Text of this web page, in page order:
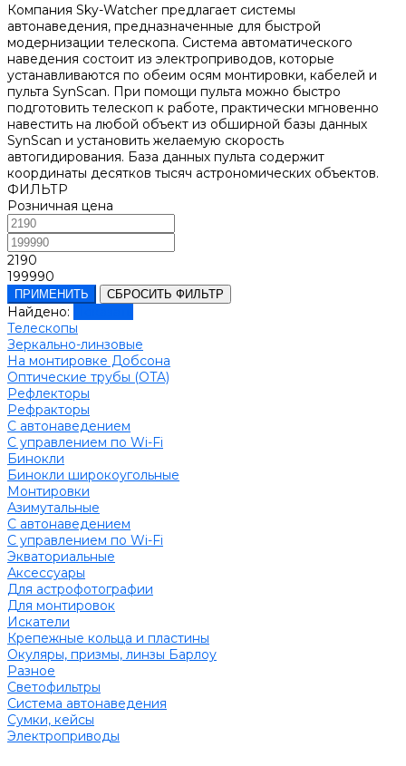
Компания Sky-Watcher предлагает системы
автонаведения, предназначенные для быстрой
модернизации телескопа. Система автоматического
наведения состоит из электроприводов, которые
устанавливаются по обеим осям монтировки, кабелей и
пульта SynScan. При помощи пульта можно быстро
подготовить телескоп к работе, практически мгновенно
навестить на любой объект из обширной базы данных
SynScan и установить желаемую скорость
автогидирования. База данных пульта содержит
координаты десятков тысяч астрономических объектов.
ФИЛЬТР
Розничная цена
2190
199990
ПРИМЕНИТЬ СБРОСИТЬ ФИЛЬТР
Найдено:
Телескопы
Зеркально-линзовые
На монтировке Добсона
Оптические трубы (OTA)
Рефлекторы
Рефракторы
С автонаведением
С управлением по Wi-Fi
Бинокли
Бинокли широкоугольные
Монтировки
Азимутальные
С автонаведением
С управлением по Wi-Fi
Экваториальные
Аксессуары
Для астрофотографии
Для монтировок
Искатели
Крепежные кольца и пластины
Окуляры, призмы, линзы Барлоу
Разное
Светофильтры
Система автонаведения
Сумки, кейсы
Электроприводы